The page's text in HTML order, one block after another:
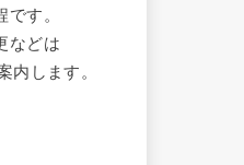
す。
などは
内します。